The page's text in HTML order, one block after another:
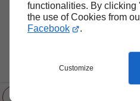
functionalities. By clicking
the use of Cookies from
Facebook
.
Customize